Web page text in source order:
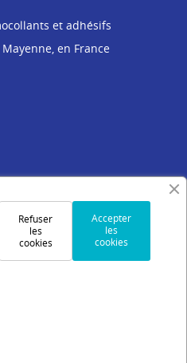
et adhésifs
en France
Vente
Accepter
les
cookies
Refuser
les
cookies